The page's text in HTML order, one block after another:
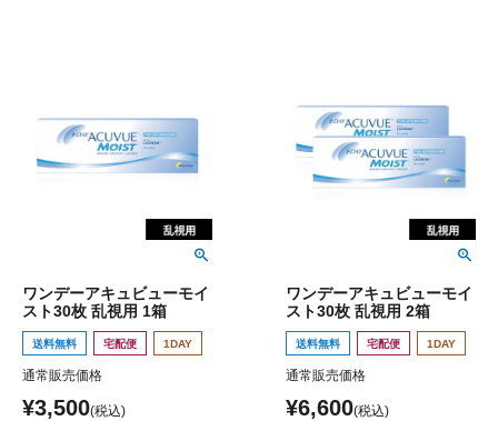
ワンデーアキュビューモイ
スト30枚 乱視用 1箱
送料無料 宅配便 1DAY
通常販売価格
¥3,500
ワンデーアキュビューモイ
スト30枚 乱視用 2箱
送料無料 宅配便 1DAY
通常販売価格
¥6,600